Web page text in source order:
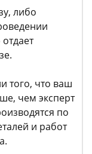
либо
того, что ваш
чем эксперт
по
и работ